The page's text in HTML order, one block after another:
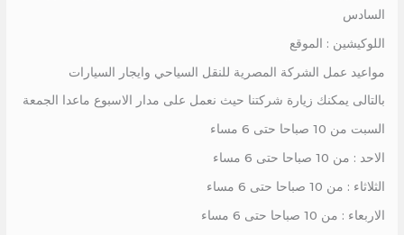
السادس
اللوكيشين : الموقع
مواعيد عمل الشركة المصرية للنقل السياحي وايجار السيارات
بالتالى يمكنك زيارة شركتنا حيث نعمل على مدار الاسبوع ماعدا الجمعة
السبت من 10 صباحا حتى 6 مساء
الاحد : من 10 صباحا حتى 6 مساء
الثلاثاء : من 10 صباحا حتى 6 مساء
الاربعاء : من 10 صباحا حتى 6 مساء